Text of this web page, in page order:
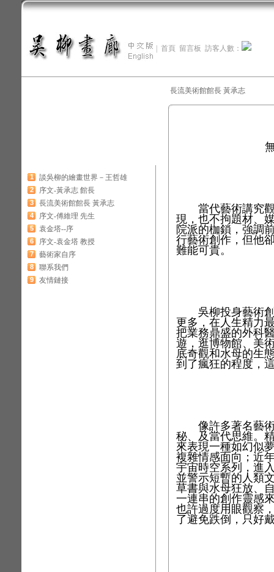
首頁 留言板 訪客人數：
1 談吳柳的繪畫世界－王哲雄
2 序文-黃承志 館長
3 長流美術館館長 黃承志
4 序文-傅維理 先生
5 袁金塔--序
6 序文-袁金塔 教授
7 藝術家自序
8 聯系我們
9 友情鏈接
長流美術館館長 黃承志
無極之機
當代藝術講究觀
現，也不拘題材、
院派的枷鎖，強調
行藝術創作，但他
難能可貴。
吳柳投身藝術創
更多，在人生精力
把業務鼎盛的外科
遊，逛博物館、美
底奇觀和水母的生
到了瘋狂的程度，
像許多著名藝術
秘、及當代思維。
來表現一種如幻似
複雜情感面向；近
宇宙時空系列，進
並警示短暫的人類
草書與水母狂放、
一連串的創作靈感
也許過度用眼觀察
了避免跌倒，只好